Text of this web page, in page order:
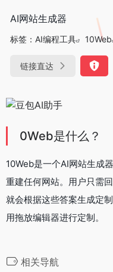
AI网站生成器
标签： AI编程工具 10Web
链接直达
0Web是什么？
10Web是一个AI网站生成
重建任何网站。用户只需
就会根据这些答案生成定
用拖放编辑器进行定制。
相关导航